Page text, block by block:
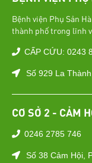
Bệnh viện Phụ Sản
thành phố trong lĩnh
CẤP CỨU: 0243
Số 929 La
CƠ SỞ 2 - CẢM
0246 2785 746
Số 38 Cảm Hội,